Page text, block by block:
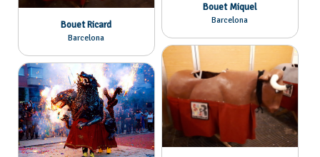
Bouet Miquel
Barcelona
Bouet Ricard
Barcelona